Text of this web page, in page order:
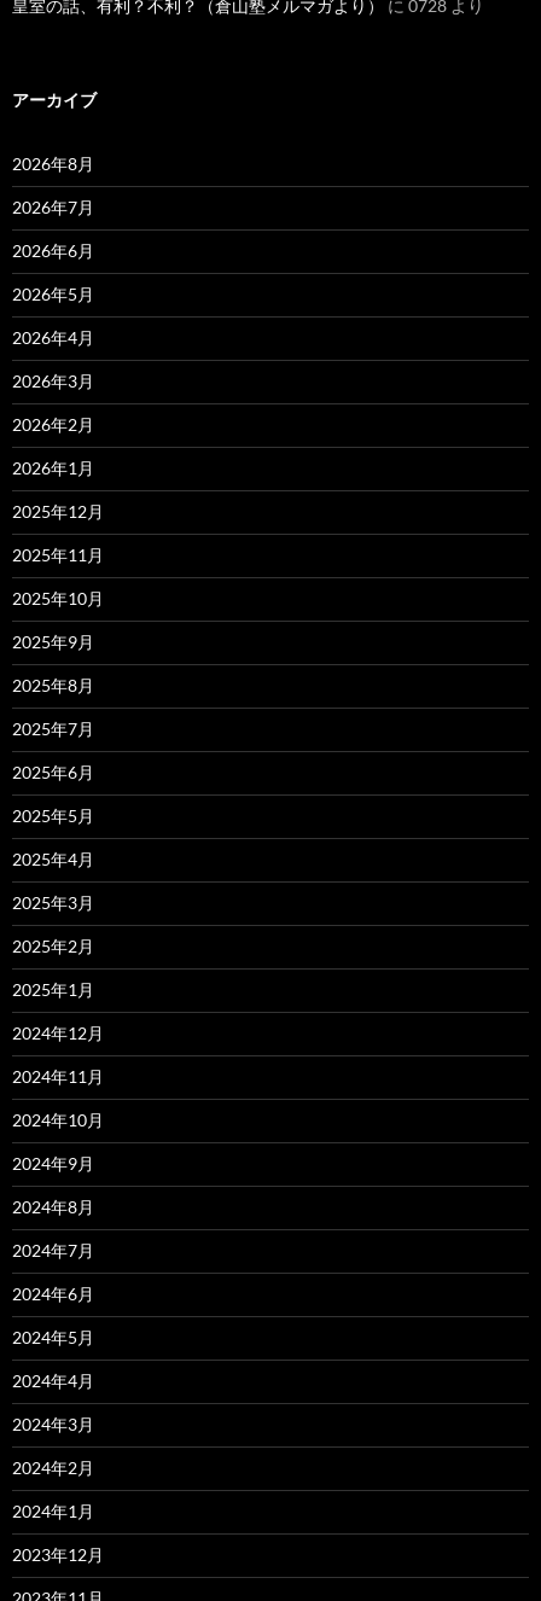
皇室の話、有利？不利？（倉山塾メルマガより） に 0728 より
アーカイブ
2026年8月
2026年7月
2026年6月
2026年5月
2026年4月
2026年3月
2026年2月
2026年1月
2025年12月
2025年11月
2025年10月
2025年9月
2025年8月
2025年7月
2025年6月
2025年5月
2025年4月
2025年3月
2025年2月
2025年1月
2024年12月
2024年11月
2024年10月
2024年9月
2024年8月
2024年7月
2024年6月
2024年5月
2024年4月
2024年3月
2024年2月
2024年1月
2023年12月